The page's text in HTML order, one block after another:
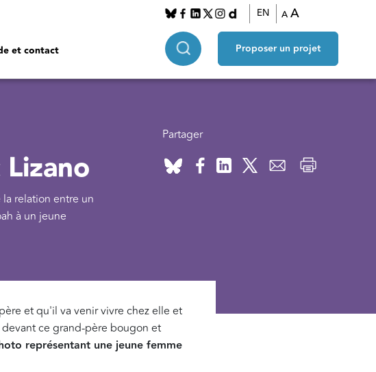
et contact
EN A A
Proposer un projet
relation entre un
à un jeune
Partager
et qu'il va venir vivre chez elle et
ce grand-père bougon et
représentant une jeune femme